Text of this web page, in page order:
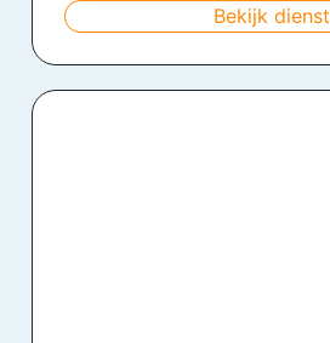
Bekijk dienst